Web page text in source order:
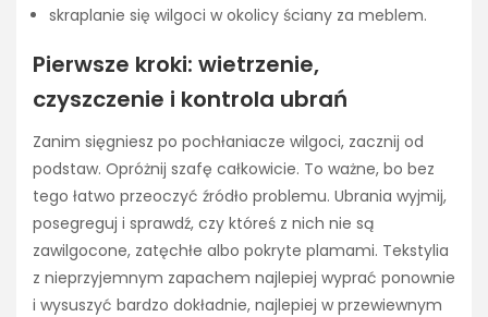
skraplanie się wilgoci w okolicy ściany za meblem.
Pierwsze kroki: wietrzenie,
czyszczenie i kontrola ubrań
Zanim sięgniesz po pochłaniacze wilgoci, zacznij od
podstaw. Opróżnij szafę całkowicie. To ważne, bo bez
tego łatwo przeoczyć źródło problemu. Ubrania wyjmij,
posegreguj i sprawdź, czy któreś z nich nie są
zawilgocone, zatęchłe albo pokryte plamami. Tekstylia
z nieprzyjemnym zapachem najlepiej wyprać ponownie
i wysuszyć bardzo dokładnie, najlepiej w przewiewnym